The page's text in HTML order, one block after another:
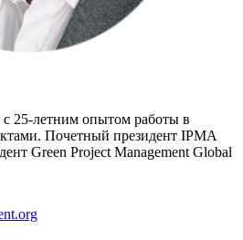
25-летним опытом работы в
Почетный президент IPMA
Green Project Management Global